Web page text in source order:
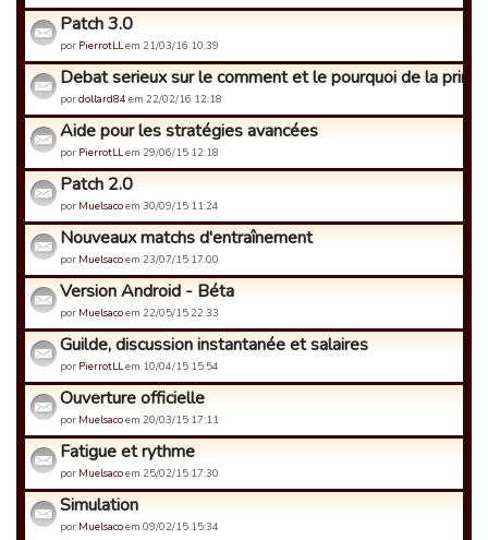
Patch 3.0
por PierrotLLem 21/03/16 10:39
Debat serieux sur le comment et le pourquoi de la prime
pordollard84 em 22/02/16 12:18
Aide pour les stratégies avancées
por PierrotLLem 29/06/15 12:18
Patch 2.0
por Muelsacoem 30/09/15 11:24
Nouveaux matchs d'entraînement
por Muelsacoem 23/07/15 17:00
Version Android - Béta
por Muelsacoem 22/05/15 22:33
Guilde, discussion instantanée et salaires
por PierrotLLem 10/04/15 15:54
Ouverture officielle
por Muelsacoem 20/03/15 17:11
Fatigue et rythme
por Muelsacoem 25/02/15 17:30
Simulation
por Muelsacoem 09/02/15 15:34